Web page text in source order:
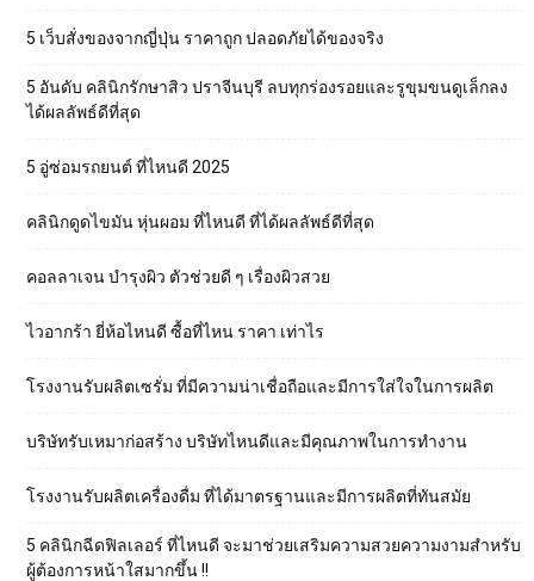
5 เว็บสั่งของจากญี่ปุ่น ราคาถูก ปลอดภัยได้ของจริง
5 อันดับ คลินิกรักษาสิว ปราจีนบุรี ลบทุกร่องรอยและรูขุมขนดูเล็กลง
ได้ผลลัพธ์ดีที่สุด
5 อู่ซ่อมรถยนต์ ที่ไหนดี 2025
คลินิกดูดไขมัน หุ่นผอม ที่ไหนดี ที่ได้ผลลัพธ์ดีที่สุด
คอลลาเจน บำรุงผิว ตัวช่วยดี ๆ เรื่องผิวสวย
ไวอากร้า ยี่ห้อไหนดี ซื้อที่ไหน ราคา เท่าไร
โรงงานรับผลิตเซรั่ม ที่มีความน่าเชื่อถือและมีการใส่ใจในการผลิต
บริษัทรับเหมาก่อสร้าง บริษัทไหนดีและมีคุณภาพในการทำงาน
โรงงานรับผลิตเครื่องดื่ม ที่ได้มาตรฐานและมีการผลิตที่ทันสมัย
5 คลินิกฉีดฟิลเลอร์ ที่ไหนดี จะมาช่วยเสริมความสวยความงามสำหรับ
ผู้ต้องการหน้าใสมากขึ้น !!